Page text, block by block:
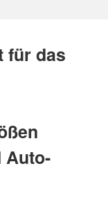
für das
Auto-